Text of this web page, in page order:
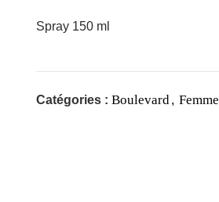
Spray 150 ml
Catégories : Boulevard , Femme